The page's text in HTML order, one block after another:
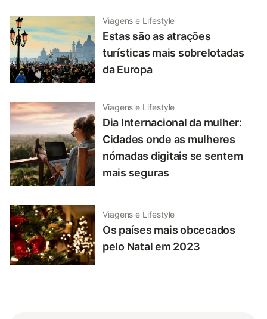
Viagens e Lifestyle
Estas são as atrações
turísticas mais sobrelotadas
da Europa
Viagens e Lifestyle
Dia Internacional da mulher:
Cidades onde as mulheres
nómadas digitais se sentem
mais seguras
Viagens e Lifestyle
Os países mais obcecados
pelo Natal em 2023